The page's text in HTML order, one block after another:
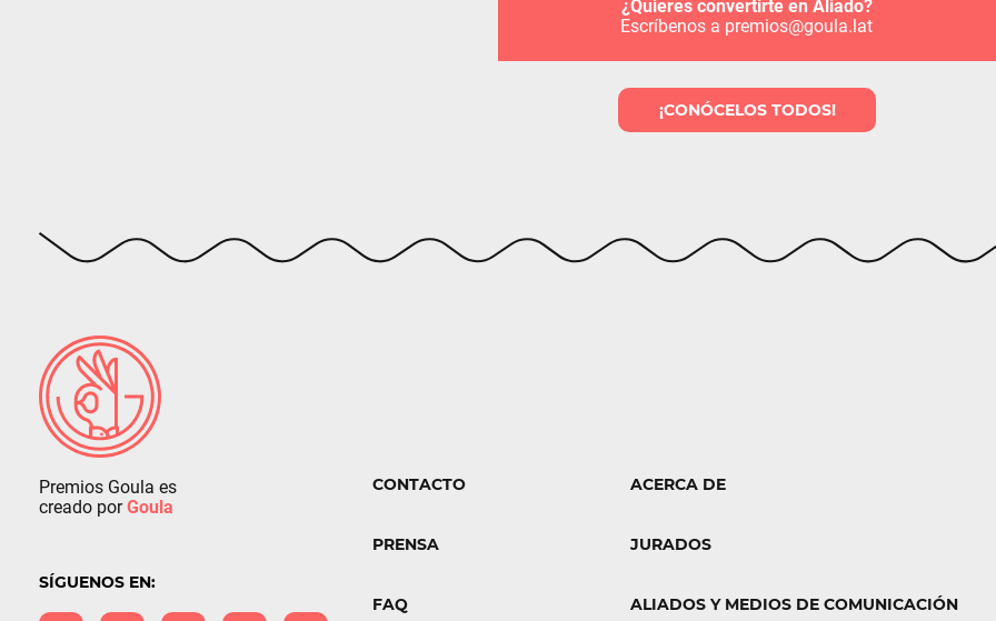
¿Quieres convertirte en Aliado?
Escríbenos a premios@goula.lat
¡CONÓCELOS TODOS!
Premios Goula es
creado porGoula
SÍGUENOS EN:
CONTACTO
PRENSA
FAQ
ACERCA DE
JURADOS
ALIADOS Y MEDIOS DE COMUNICACIÓN